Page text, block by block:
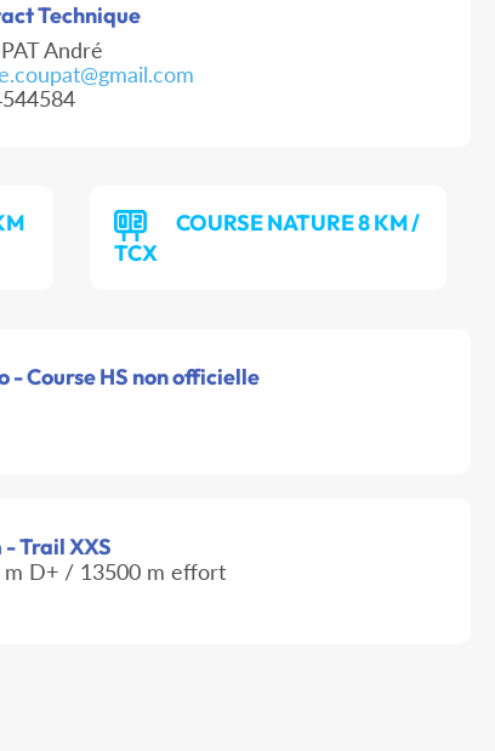
Technique
André
COURSE NATURE 8 KM /
TCX
Course HS non officielle
Trail XXS
D+ / 13500 m effort